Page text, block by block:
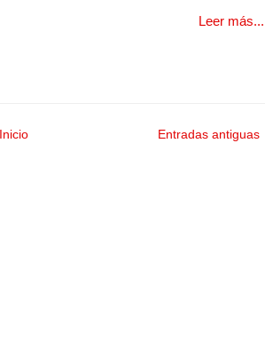
Leer más...
Entradas antiguas
Inicio